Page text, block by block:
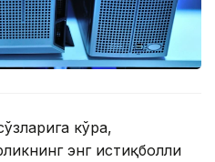
кўра,
энг истиқболли